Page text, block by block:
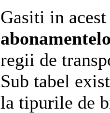
Gasiti in
regii de
Sub tabel
la tipurile de